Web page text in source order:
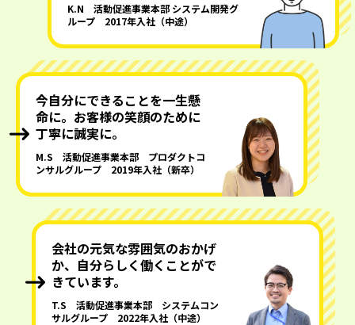
K.N 活動促進事業本部 システム開発グ
ループ 2017年入社（中途）
今自分にできることを一生懸
命に。お客様の笑顔のために
丁寧に誠実に。
M.S 活動促進事業本部 プロダクトコ
ンサルグループ 2019年入社（新卒）
会社の元気な雰囲気のおかげ
か、自分らしく働くことがで
きています。
T.S 活動促進事業本部 システムコン
サルグループ 2022年入社（中途）